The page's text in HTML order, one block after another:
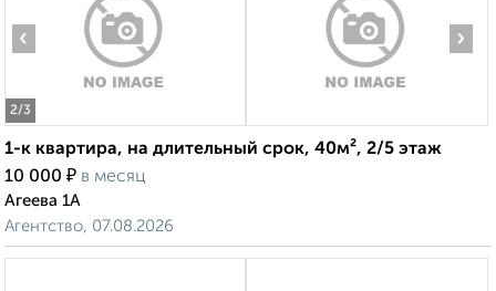
2/3
‹ ›
1-к квартира, на длительный срок, 40м², 2/5 этаж
10 000 ₽ в месяц
Агеева 1А
Агентство, 07.08.2026